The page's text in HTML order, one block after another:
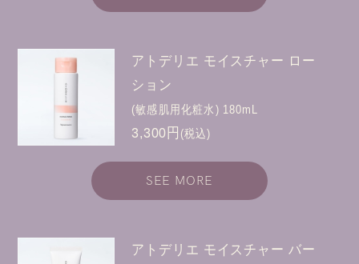
アトデリエ モイスチャー ロー
ション
(敏感肌用化粧水) 180mL
3,300円 (税込)
SEE MORE
アトデリエ モイスチャー バー